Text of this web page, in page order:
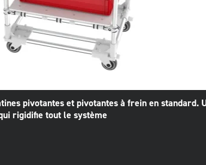
pivotantes et pivotantes à frein en standard.
rigidifie tout le système